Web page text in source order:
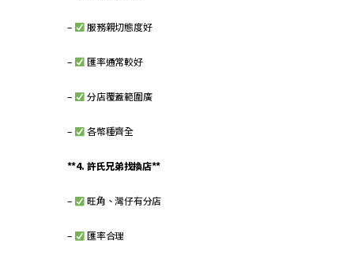
– 服務親切態度好
– 匯率通常較好
– 分店覆蓋範圍廣
– 各幣種齊全
**4. 許氏兄弟找換店**
– 旺角、灣仔有分店
– 匯率合理